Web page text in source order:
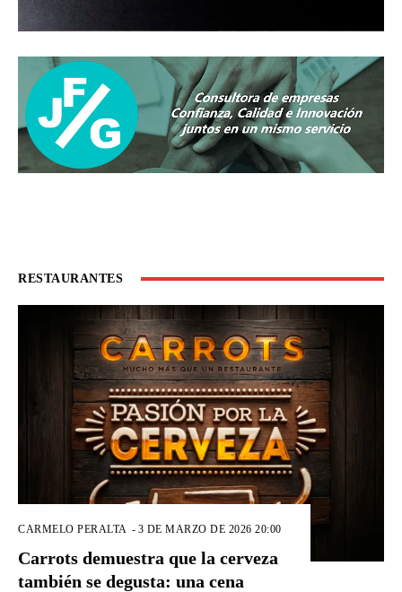
RESTAURANTES
CARMELO PERALTA - 3 DE MARZO DE 2026 20:00
Carrots demuestra que la cerveza
también se degusta: una cena